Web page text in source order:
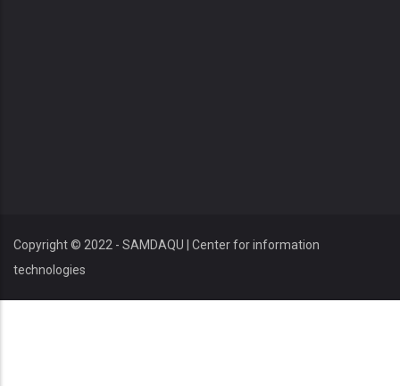
Copyright © 2022 - SAMDAQU | Center for information
technologies